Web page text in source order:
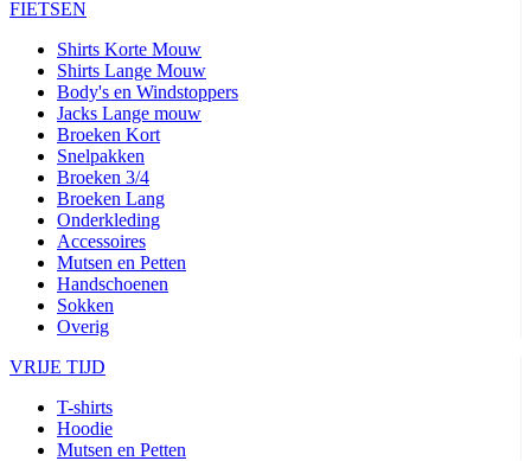
FIETSEN
Shirts Korte Mouw
Shirts Lange Mouw
Body's en Windstoppers
Jacks Lange mouw
Broeken Kort
Snelpakken
Broeken 3/4
Broeken Lang
Onderkleding
Accessoires
Mutsen en Petten
Handschoenen
Sokken
Overig
VRIJE TIJD
T-shirts
Hoodie
Mutsen en Petten